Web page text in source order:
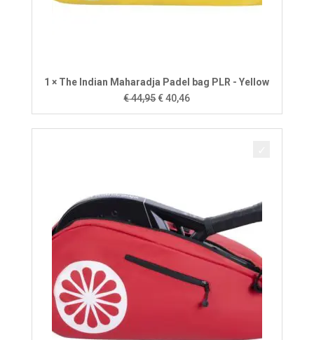
1 × The Indian Maharadja Padel bag PLR - Yellow
€44,95Oorspronkelijke
prijs
was:
€40,46Huidige
prijs
is: